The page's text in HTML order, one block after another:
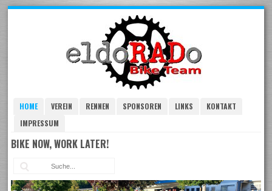
HOME VEREIN RENNEN SPONSOREN LINKS
KONTAKT
IMPRESSUM
BIKE NOW, WORK LATER!